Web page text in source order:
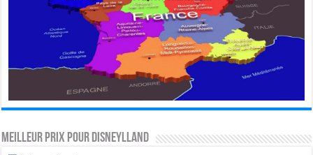
MEILLEUR PRIX POUR DISNEYLLAND